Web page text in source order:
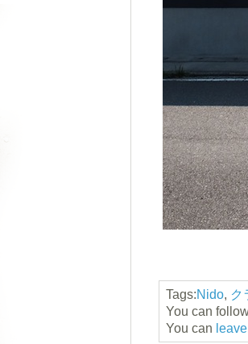
Tags:Nido, ク
You can
You can